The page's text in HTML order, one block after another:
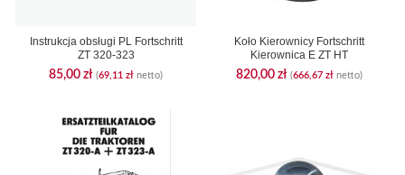
Instrukcja obsługi PL Fortschritt
ZT 320-323
85,00 zł (69,11 zł netto)
Koło Kierownicy Fortschritt
Kierownica E ZT HT
820,00 zł (666,67 zł netto)